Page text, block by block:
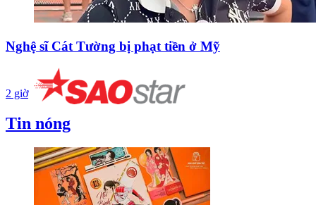
Nghệ sĩ Cát Tường bị phạt tiền ở Mỹ
2 giờ
Tin nóng